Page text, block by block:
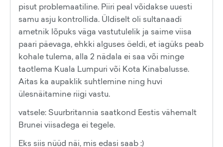
pisut problemaatiline. Piiri peal võidakse uuesti
samu asju kontrollida. Üldiselt oli sultanaadi
ametnik lõpuks väga vastutulelik ja saime viisa
paari päevaga, ehkki alguses öeldi, et iagüks peab
kohale tulema, alla 2 nädala ei saa või minge
taotlema Kuala Lumpuri või Kota Kinabalusse.
Aitas ka aupaklik suhtlemine ning huvi
ülesnäitamine riigi vastu.
vatsele: Suurbritannia saatkond Eestis vähemalt
Brunei viisadega ei tegele.
Eks siis nüüd näi, mis edasi saab :)